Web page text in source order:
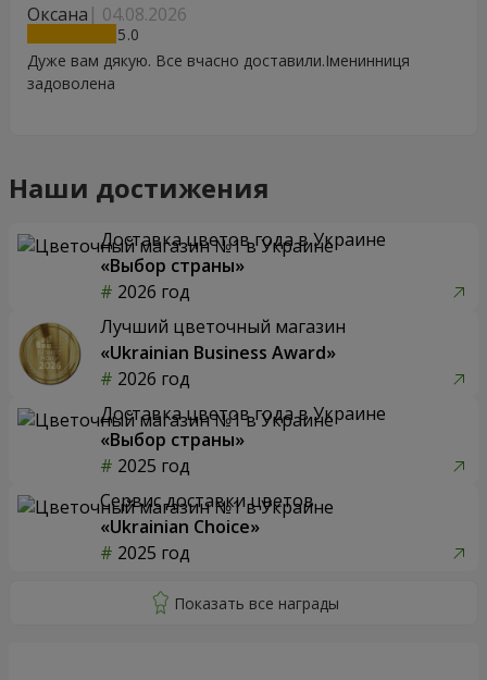
Оксана 04.08.2026
5
Дуже вам дякую. Все вчасно доставили.Іменинниця
задоволена
Наши достижения
Доставка цветов года в Украине
«Выбор страны»
2026 год
Лучший цветочный магазин
«Ukrainian Business Award»
2026 год
Доставка цветов года в Украине
«Выбор страны»
2025 год
Сервис доставки цветов
«Ukrainian Choice»
2025 год